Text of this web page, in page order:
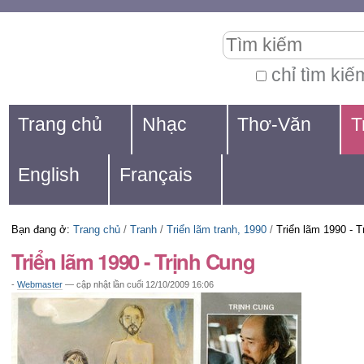
dung.
đến
mục
định
hướng
cá
nhân
chỉ tìm
kiếm
Navigation
Trang chủ Nhạc Thơ-Văn
English Français
Bạn đang ở: Trang chủ / Tranh / Triển lãm tranh, 1990 / Triển lãm 1990 -
Triển lãm 1990 - Trịnh Cung
- Webmaster — cập nhật lần cuối 12/10/2009 16:06